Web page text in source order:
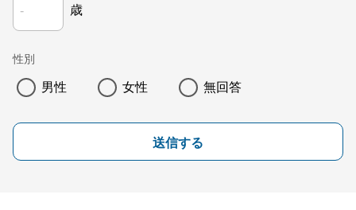
歳
性別
男性 女性 無回答
送信する